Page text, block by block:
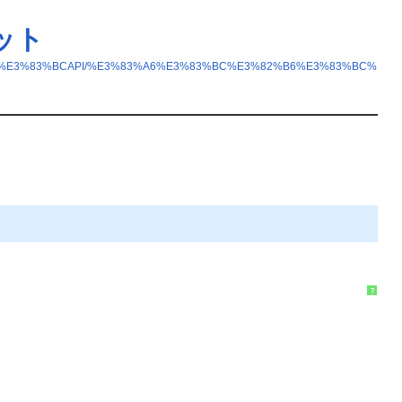
ト
%E3%83%A6%E3%83%BC%E3%82%B6%E3%83%BC%
?